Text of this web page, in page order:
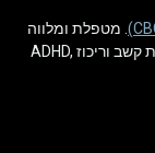
. מטפלת ומלווה
תהליכי ריפוי רגשי. מדריכת הורים לילדים עם הפרעת קשב וריכוז ADHD,